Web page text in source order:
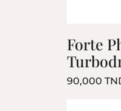
Forte
90,000